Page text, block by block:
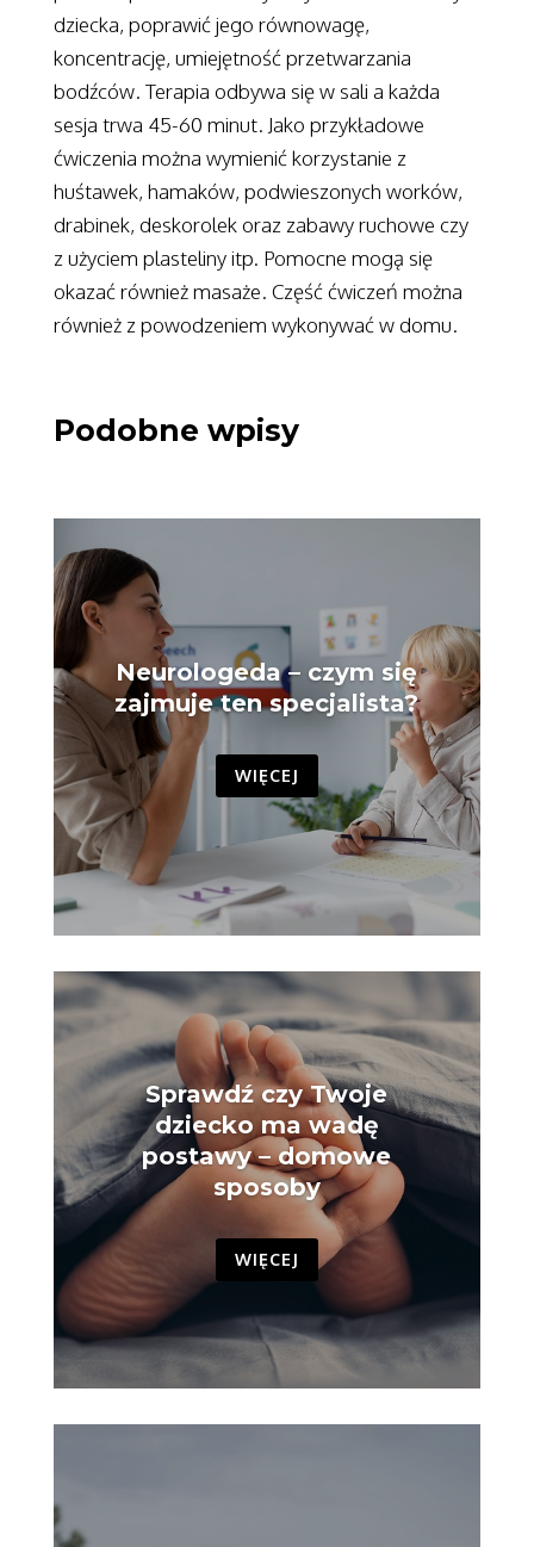
dziecka, poprawić jego równowagę,
koncentrację, umiejętność przetwarzania
bodźców. Terapia odbywa się w sali a każda
sesja trwa 45-60 minut. Jako przykładowe
ćwiczenia można wymienić korzystanie z
huśtawek, hamaków, podwieszonych worków,
drabinek, deskorolek oraz zabawy ruchowe czy
z użyciem plasteliny itp. Pomocne mogą się
okazać również masaże. Część ćwiczeń można
również z powodzeniem wykonywać w domu.
Podobne wpisy
Neurologeda – czym się
zajmuje ten specjalista?
WIĘCEJ
Sprawdź czy Twoje
dziecko ma wadę
postawy – domowe
sposoby
WIĘCEJ